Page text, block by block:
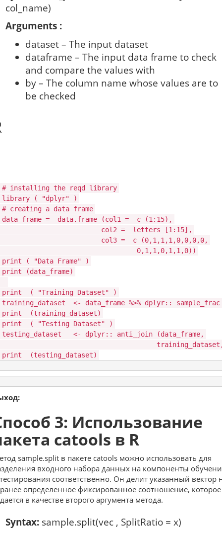
col_name)
Arguments :
dataset – The input dataset
dataframe – The input data frame to check
and compare the values with
by – The column name whose values are to
be checked
# installing the reqd library
library
( "dplyr"
)
# creating a data frame
data_frame =
data.frame (col1 = c
(1:15),
col2 =
letters
[1:15],
col3 =
c
(0,1,1,1,0,0,0,0,
0,1,1,0,1,1,0))
print
( "Data Frame"
)
print
(data_frame)
print ( "Training Dataset"
)
training_dataset <- data_frame %>% dplyr::
sample_frac
print
(training_dataset)
print
( "Testing Dataset"
)
testing_dataset <- dplyr::
anti_join
(data_frame,
print
(testing_dataset)
3: Использование
catools в R
sample.split в пакете catools можно использовать для
входного набора данных на компоненты
соответственно. Он делит указанный вектор
определенное фиксированное соотношение, которое
в качестве второго аргумента метода.
Syntax: sample.split(vec , SplitRatio = x)